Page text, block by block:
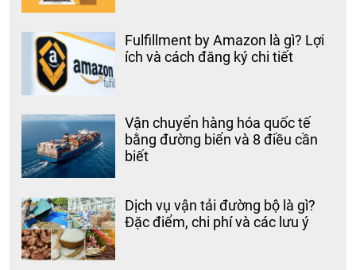
Fulfillment by Amazon là gì? Lợi
ích và cách đăng ký chi tiết
Vận chuyển hàng hóa quốc tế
bằng đường biển và 8 điều cần
biết
Dịch vụ vận tải đường bộ là gì?
Đặc điểm, chi phí và các lưu ý